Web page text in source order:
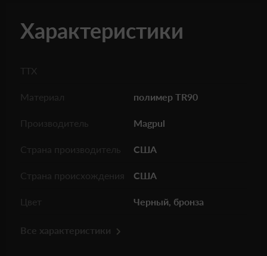
Характеристики
ТТХ
Материал полимер TR90
Производитель Magpul
Страна производитель США
Страна происхождения США
Цвет Черный, бронза
Все характеристики